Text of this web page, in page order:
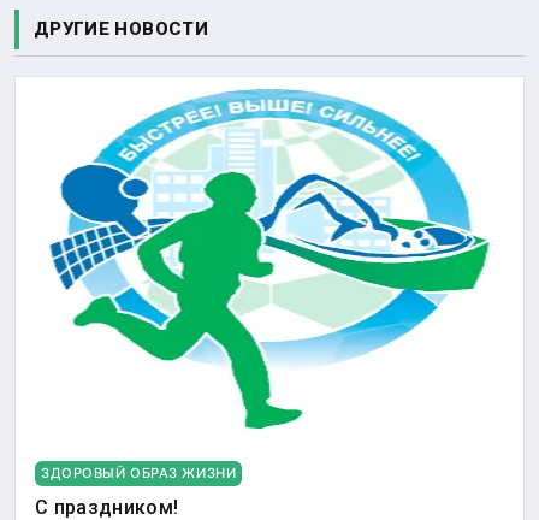
ДРУГИЕ НОВОСТИ
ЗДОРОВЫЙ ОБРАЗ ЖИЗНИ
С праздником!